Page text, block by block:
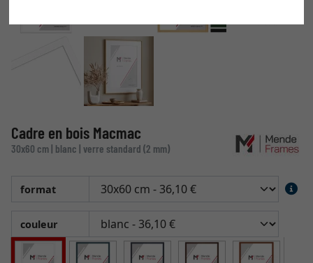
Cadre en bois Macmac
30x60 cm | blanc | verre standard (2 mm)
format
couleur